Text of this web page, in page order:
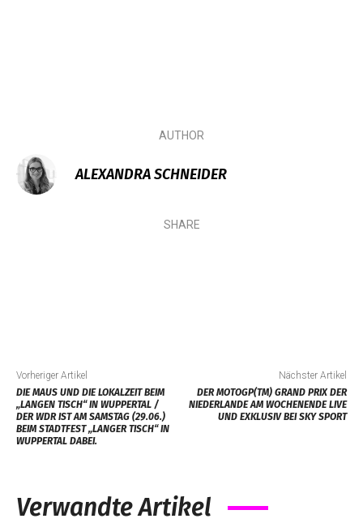
AUTHOR
ALEXANDRA SCHNEIDER
SHARE
Vorheriger Artikel
DIE MAUS UND DIE LOKALZEIT BEIM
„LANGEN TISCH“ IN WUPPERTAL /
DER WDR IST AM SAMSTAG (29.06.)
BEIM STADTFEST „LANGER TISCH“ IN
WUPPERTAL DABEI.
Nächster Artikel
DER MOTOGP(TM) GRAND PRIX DER
NIEDERLANDE AM WOCHENENDE LIVE
UND EXKLUSIV BEI SKY SPORT
Verwandte Artikel